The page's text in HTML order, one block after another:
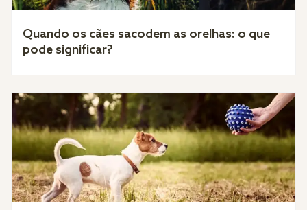
Quando os cães sacodem as orelhas: o que
pode significar?